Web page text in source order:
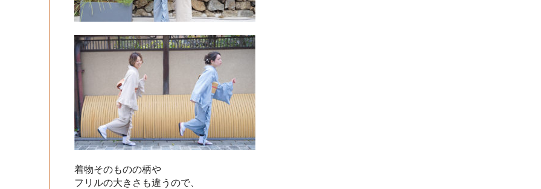
着物そのものの柄や
フリルの大きさも違うので、